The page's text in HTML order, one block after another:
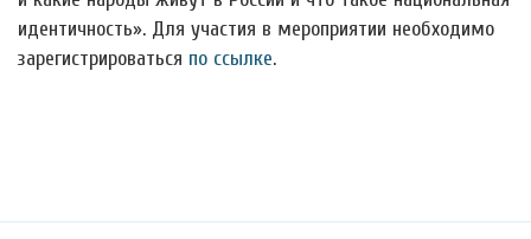
идентичность». Для участия в мероприятии необходимо
зарегистрироваться по ссылке.